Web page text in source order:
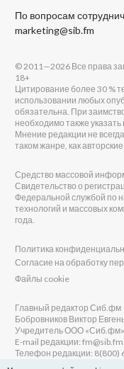
По вопросам
marketing@sib.fm
© 2011—2026 Все права
18+
Цитирование более 30 %
использовании любых
обязательна. При
необходимо также
Мнение редакции не
таком жанре, как авторские
Средство массовой
Свидетельство о
Федеральной службой по
технологий и массовых
года.
Политика
Согласие на обработку
Файлы cookie
Главный редактор Сиб.фм
Бобровников Виктор
Учредитель ООО «Сиб.фм»
E-mail редакции: fm@sib.fm
Телефон редакции: 8(800)